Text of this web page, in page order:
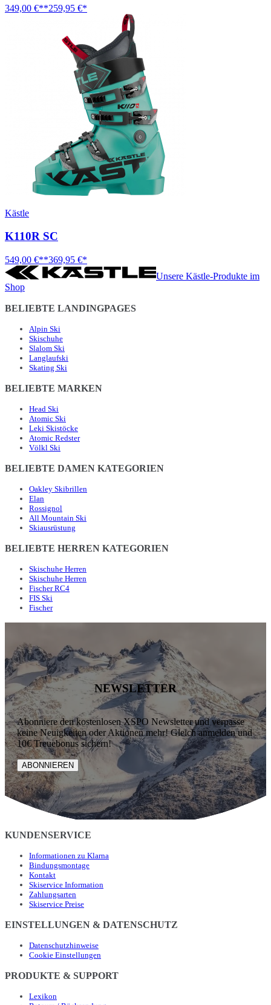
349,00 €**259,95 €*
Kästle
K110R SC
549,00 €**369,95 €*
Unsere Kästle-Produkte im
Shop
BELIEBTE LANDINGPAGES
Alpin Ski
Skischuhe
Slalom Ski
Langlaufski
Skating Ski
BELIEBTE MARKEN
Head Ski
Atomic Ski
Leki Skistöcke
Atomic Redster
Völkl Ski
BELIEBTE DAMEN KATEGORIEN
Oakley Skibrillen
Elan
Rossignol
All Mountain Ski
Skiausrüstung
BELIEBTE HERREN KATEGORIEN
Skischuhe Herren
Skischuhe Herren
Fischer RC4
FIS Ski
Fischer
NEWSLETTER
Abonniere den kostenlosen XSPO Newsletter und verpasse
keine Neuigkeiten oder Aktionen mehr! Gleich anmelden und
10€ Treuebonus sichern!
ABONNIEREN
KUNDENSERVICE
Informationen zu Klarna
Bindungsmontage
Kontakt
Skiservice Information
Zahlungsarten
Skiservice Preise
EINSTELLUNGEN & DATENSCHUTZ
Datenschutzhinweise
Cookie Einstellungen
PRODUKTE & SUPPORT
Lexikon